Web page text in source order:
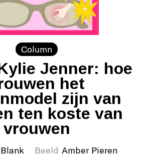
Column
Jenner: hoe
het
zijn van
ten koste van
vrouwen
Beeld Amber Pieren